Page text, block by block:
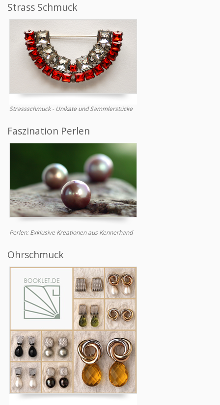
Strass Schmuck
Strassschmuck - Unikate und Sammlerstücke
Faszination Perlen
Perlen: Exklusive Kreationen aus Kennerhand
Ohrschmuck